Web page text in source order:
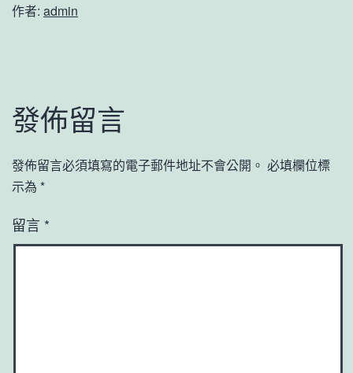
作者: admin
發佈留言
發佈留言必須填寫的電子郵件地址不會公開。 必填欄位標
示為 *
留言 *